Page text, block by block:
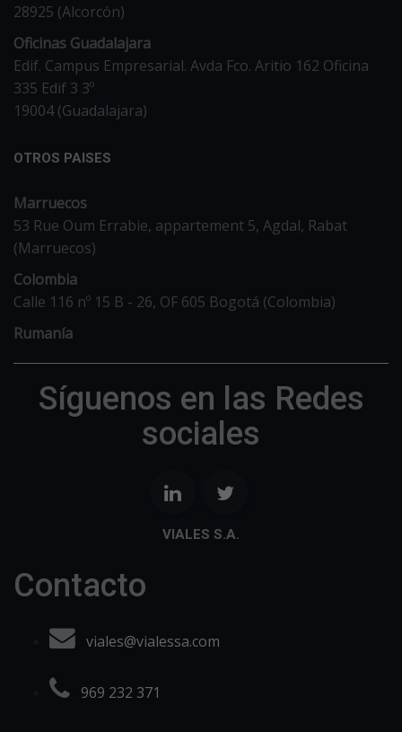
28925 (Alcorcón)
Oficinas Guadalajara
Edif. Campus Empresarial. Avda Fco. Aritio 162 Oficina
335 Edif 3 3º
19004 (Guadalajara)
OTROS PAISES
Marruecos
53 Rue Oum Errabie, appartement 5, Agdal, Rabat
(Marruecos)
Colombia
Calle 116 nº 15 B - 26, OF 605 Bogotá (Colombia)
Rumanía
Síguenos en las Redes
sociales
VIALES S.A.
Contacto
viales@vialessa.com
969 232 371